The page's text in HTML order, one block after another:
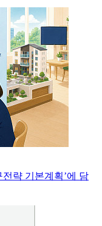
략 기본계획’에 담